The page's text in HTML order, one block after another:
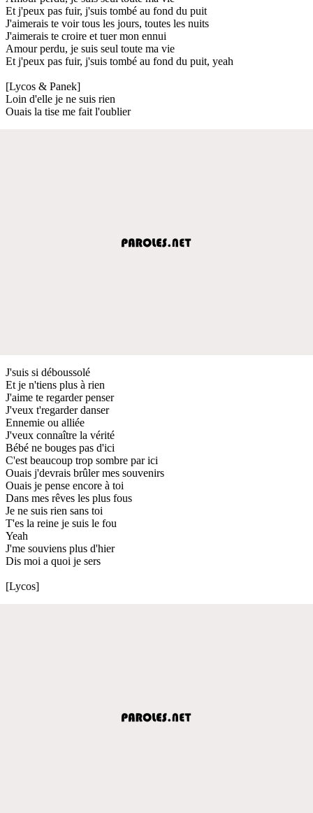
Et j'peux pas fuir, j'suis tombé au fond du puit
J'aimerais te voir tous les jours, toutes les nuits
J'aimerais te croire et tuer mon ennui
Amour perdu, je suis seul toute ma vie
Et j'peux pas fuir, j'suis tombé au fond du puit, yeah
[Lycos & Panek]
Loin d'elle je ne suis rien
Ouais la tise me fait l'oublier
J'suis si déboussolé
Et je n'tiens plus à rien
J'aime te regarder penser
J'veux t'regarder danser
Ennemie ou alliée
J'veux connaître la vérité
Bébé ne bouges pas d'ici
C'est beaucoup trop sombre par ici
Ouais j'devrais brûler mes souvenirs
Ouais je pense encore à toi
Dans mes rêves les plus fous
Je ne suis rien sans toi
T'es la reine je suis le fou
Yeah
J'me souviens plus d'hier
Dis moi a quoi je sers
[Lycos]